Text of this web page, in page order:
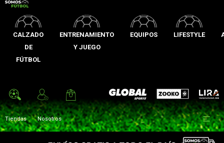
CALZADO
DE
FÚTBOL
ENTRENAMIENTO
Y JUEGO
EQUIPOS LIFESTYLE
Global Sports Zooko Lira
Tiendas Nosotros 